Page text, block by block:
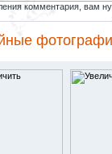
комментария, вам